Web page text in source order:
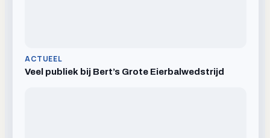
ACTUEEL
Veel publiek bij Bert’s Grote Eierbalwedstrijd